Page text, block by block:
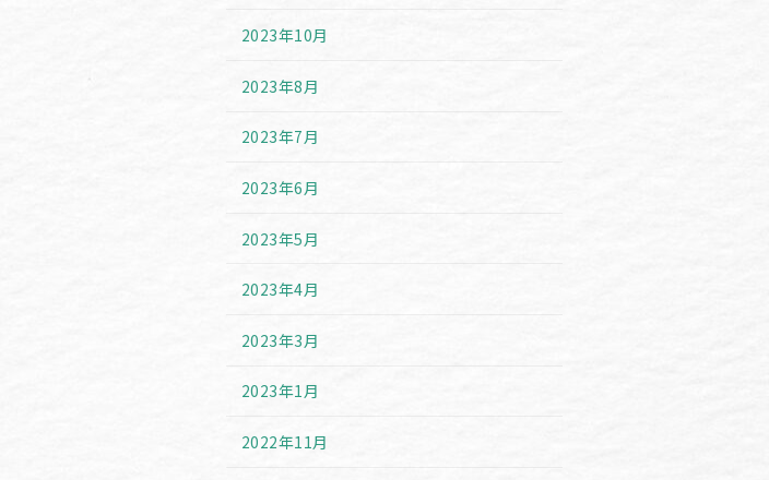
2023年10月
2023年8月
2023年7月
2023年6月
2023年5月
2023年4月
2023年3月
2023年1月
2022年11月